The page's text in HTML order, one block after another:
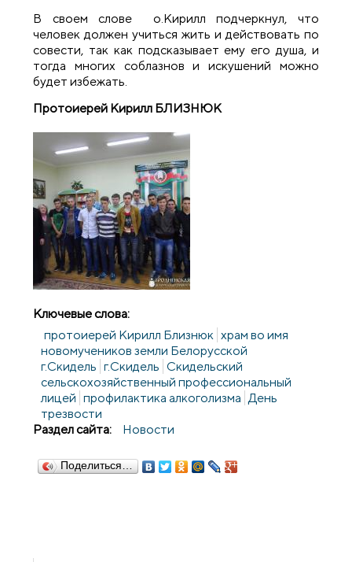
В своем слове о.Кирилл подчеркнул, что
человек должен учиться жить и действовать по
совести, так как подсказывает ему его душа, и
тогда многих соблазнов и искушений можно
будет избежать.
Протоиерей Кирилл БЛИЗНЮК
Ключевые слова:
протоиерей Кирилл Близнюк храм во имя
новомучеников земли Белорусской
г.Скидель г.Скидель Скидельский
сельскохозяйственный профессиональный
лицей профилактика алкоголизма День
трезвости
Раздел сайта:
Новости
Поделиться…